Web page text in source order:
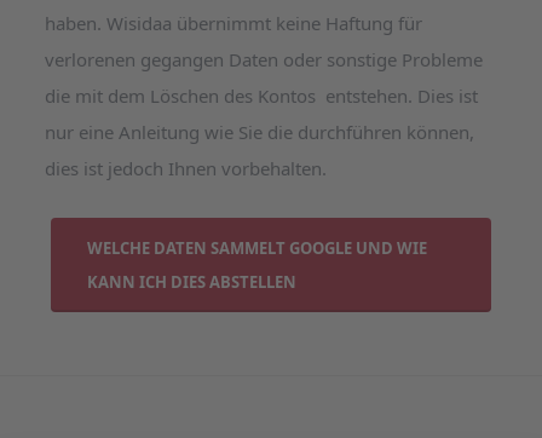
haben. Wisidaa übernimmt keine Haftung für
verlorenen gegangen Daten oder sonstige Probleme
die mit dem Löschen des Kontos entstehen. Dies ist
nur eine Anleitung wie Sie die durchführen können,
dies ist jedoch Ihnen vorbehalten.
WELCHE DATEN SAMMELT GOOGLE UND WIE
KANN ICH DIES ABSTELLEN